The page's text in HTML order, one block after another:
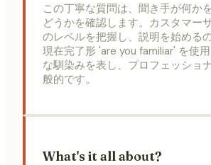
この丁寧な質問は、聞き手が何か
どうかを確認します。カスタマー
のレベルを把握し、説明を始める
現在完了形 'are you familiar' を使
な馴染みを表し、プロフェッショ
般的です。
What's it all about?